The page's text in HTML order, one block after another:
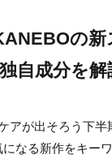
の
自成分を解
アが出そろう下
なる新作をキー